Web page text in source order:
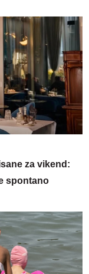
za vikend:
spontano